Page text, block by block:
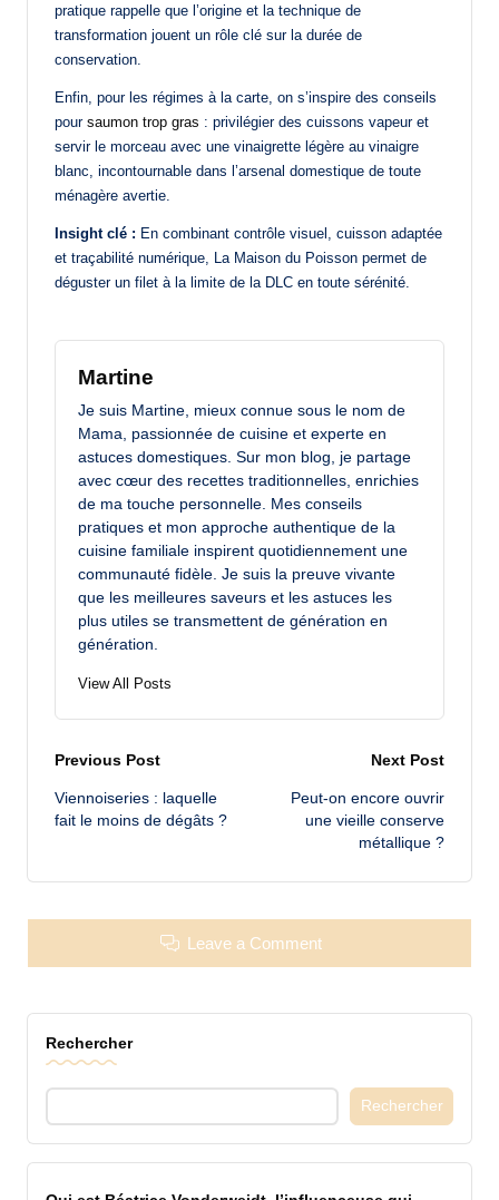
pratique rappelle que l’origine et la technique de
transformation jouent un rôle clé sur la durée de
conservation.
Enfin, pour les régimes à la carte, on s’inspire des conseils
pour saumon trop gras : privilégier des cuissons vapeur et
servir le morceau avec une vinaigrette légère au vinaigre
blanc, incontournable dans l’arsenal domestique de toute
ménagère avertie.
Insight clé : En combinant contrôle visuel, cuisson adaptée
et traçabilité numérique, La Maison du Poisson permet de
déguster un filet à la limite de la DLC en toute sérénité.
Martine
Je suis Martine, mieux connue sous le nom de
Mama, passionnée de cuisine et experte en
astuces domestiques. Sur mon blog, je partage
avec cœur des recettes traditionnelles, enrichies
de ma touche personnelle. Mes conseils
pratiques et mon approche authentique de la
cuisine familiale inspirent quotidiennement une
communauté fidèle. Je suis la preuve vivante
que les meilleures saveurs et les astuces les
plus utiles se transmettent de génération en
génération.
View All Posts
Post
navigation
Previous Post
Viennoiseries : laquelle
fait le moins de dégâts ?
Next Post
Peut-on encore ouvrir
une vieille conserve
métallique ?
Leave a Comment
Rechercher
Rechercher